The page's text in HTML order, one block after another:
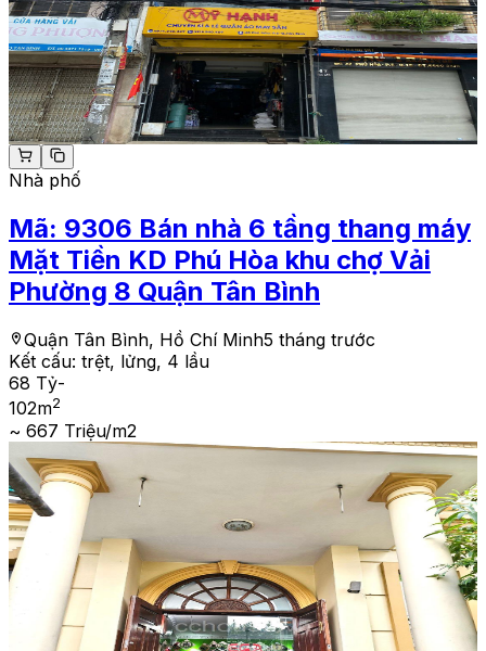
Nhà phố
Mã: 9306 Bán nhà 6 tầng thang máy
Mặt Tiền KD Phú Hòa khu chợ Vải
Phường 8 Quận Tân Bình
Quận Tân Bình, Hồ Chí Minh5 tháng trước
Kết cấu: trệt, lửng, 4 lầu
68 Tỷ-
102m2
~ 667 Triệu/m2